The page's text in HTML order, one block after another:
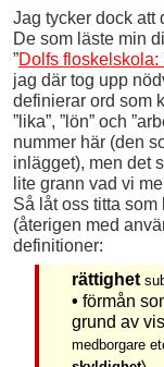
Jag tycker dock att
De som läste min
”Dolfs
jag där tog upp
definierar ord som
”lika”, ”lön” och
nummer här (den
inlägget), men det
lite grann vad vi
Så låt oss titta
(återigen med
definitioner:
rättighet
• förmån
grund av
medborgare